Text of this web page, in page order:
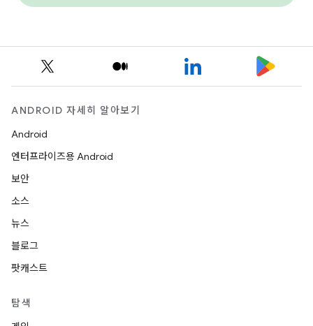
ANDROID 자세히 알아보기
Android
엔터프라이즈용 Android
보안
소스
뉴스
블로그
팟캐스트
탐색